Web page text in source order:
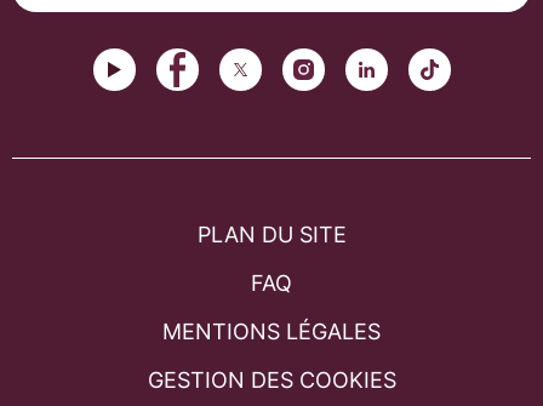
PLAN DU SITE
FAQ
MENTIONS LÉGALES
GESTION DES COOKIES